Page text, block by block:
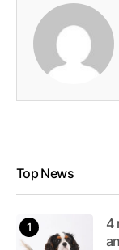
Top News
4